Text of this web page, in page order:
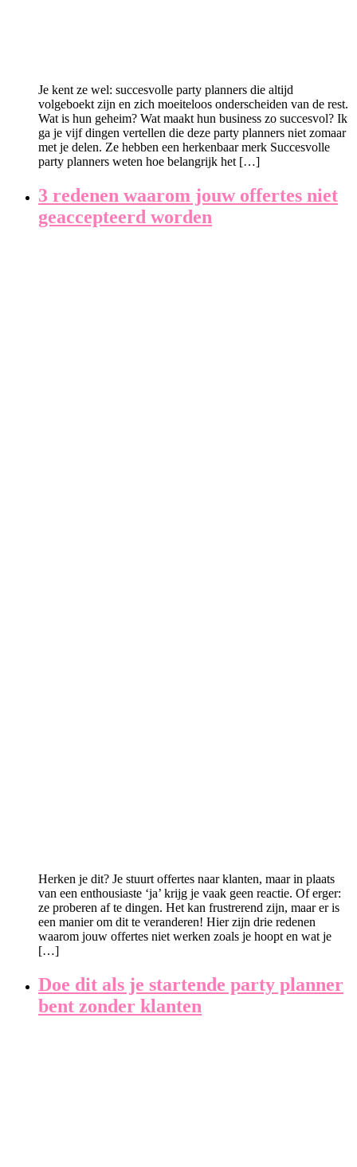
Je kent ze wel: succesvolle party planners die altijd
volgeboekt zijn en zich moeiteloos onderscheiden van de rest.
Wat is hun geheim? Wat maakt hun business zo succesvol? Ik
ga je vijf dingen vertellen die deze party planners niet zomaar
met je delen. Ze hebben een herkenbaar merk Succesvolle
party planners weten hoe belangrijk het […]
3 redenen waarom jouw offertes niet
geaccepteerd worden
Herken je dit? Je stuurt offertes naar klanten, maar in plaats
van een enthousiaste ‘ja’ krijg je vaak geen reactie. Of erger:
ze proberen af te dingen. Het kan frustrerend zijn, maar er is
een manier om dit te veranderen! Hier zijn drie redenen
waarom jouw offertes niet werken zoals je hoopt en wat je
[…]
Doe dit als je startende party planner
bent zonder klanten